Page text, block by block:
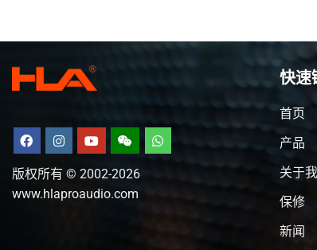
版权所有 © 2002-2026
www.hlaproaudio.com
快速
首页
产品
关于
保修
新闻